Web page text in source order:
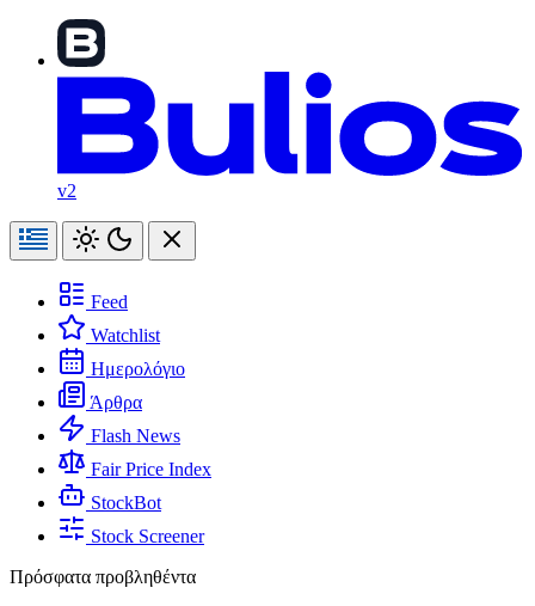
v2
Feed
Watchlist
Ημερολόγιο
Άρθρα
Flash News
Fair Price Index
StockBot
Stock Screener
Πρόσφατα προβληθέντα